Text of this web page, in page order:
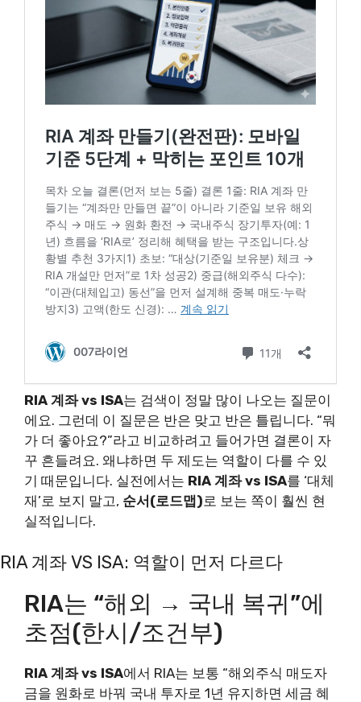
RIA 계좌 vs ISA는 검색이 정말 많이 나오는 질문이
에요. 그런데 이 질문은 반은 맞고 반은 틀립니다. “뭐
가 더 좋아요?”라고 비교하려고 들어가면 결론이 자
꾸 흔들려요. 왜냐하면 두 제도는 역할이 다를 수 있
기 때문입니다. 실전에서는 RIA 계좌 vs ISA를 ‘대체
재’로 보지 말고, 순서(로드맵)로 보는 쪽이 훨씬 현
실적입니다.
RIA 계좌 VS ISA: 역할이 먼저 다르다
RIA는 “해외 → 국내 복귀”에
초점(한시/조건부)
RIA 계좌 vs ISA에서 RIA는 보통 “해외주식 매도자
금을 원화로 바꿔 국내 투자로 1년 유지하면 세금 혜